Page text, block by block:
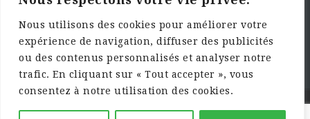
Nous utilisons des cookies pour améliorer votre
expérience de navigation, diffuser des publicités
ou des contenus personnalisés et analyser notre
trafic. En cliquant sur « Tout accepter », vous
consentez à notre utilisation des cookies.
SUIVEZ-NOUS SUR LES
RÉSEAU :
©2025 HandsFarmers. Designed with Web Studio